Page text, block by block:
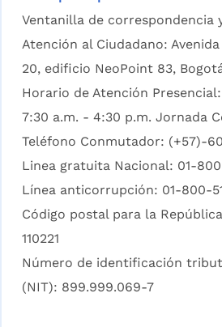
Ventanilla de correspondencia
Atención al Ciudadano:
20, edificio NeoPoint 83,
Horario de Atención
7:30 a.m. - 4:30 p.m. Jornada
Teléfono Conmutador: (+57)-
Linea gratuita Nacional: 01-
Línea anticorrupción: 01-800-
Código postal para la
110221
Número de identificación
(NIT): 899.999.069-7